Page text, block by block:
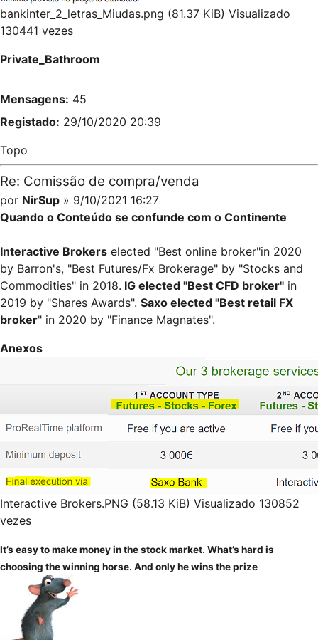
bankinter_2_letras_Miudas.png (81.37 KiB) Visualizado
130441 vezes
Private_Bathroom
Mensagens: 45
Registado: 29/10/2020 20:39
Topo
Re: Comissão de compra/venda
por NirSup » 9/10/2021 16:27
Quando o Conteúdo se confunde com o Continente
Interactive Brokers elected "Best online broker"in 2020
by Barron's, "Best Futures/Fx Brokerage" by "Stocks and
Commodities" in 2018. IG elected "Best CFD broker" in
2019 by "Shares Awards". Saxo elected "Best retail FX
broker" in 2020 by "Finance Magnates".
Anexos
Interactive Brokers.PNG (58.13 KiB) Visualizado 130852
vezes
It’s easy to make money in the stock market. What’s hard is
choosing the winning horse. And only he wins the prize